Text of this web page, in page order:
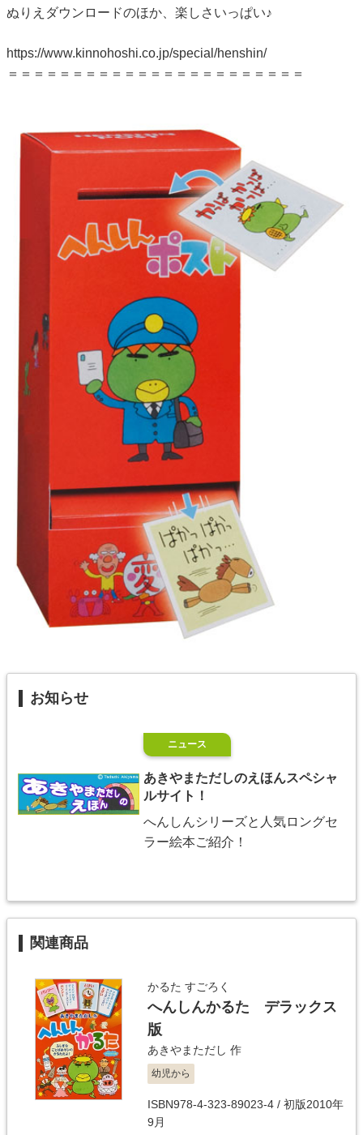
ぬりえダウンロードのほか、楽しさいっぱい♪
https://www.kinnohoshi.co.jp/special/henshin/
＝＝＝＝＝＝＝＝＝＝＝＝＝＝＝＝＝＝＝＝＝＝＝
お知らせ
ニュース
あきやまただしのえほんスペシャ
ルサイト！
へんしんシリーズと人気ロングセ
ラー絵本ご紹介！
関連商品
かるた すごろく
へんしんかるた デラックス
版
あきやまただし 作
幼児から
ISBN978-4-323-89023-4 / 初版2010年
9月